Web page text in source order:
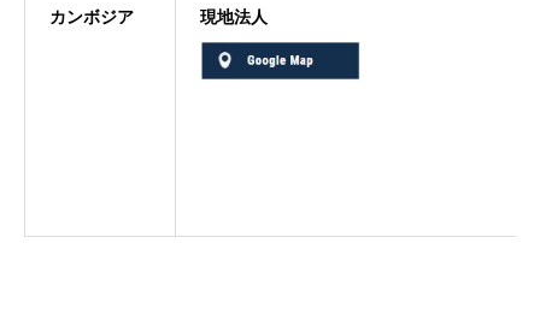
カンボジア 現地法人